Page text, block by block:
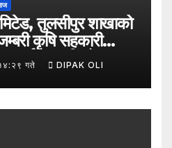
तुलसीपुर शाखाको
कृषि सहकारी
“कृषिको
लागि मूल्य शृङ्खला
तरकारी उत्पादक
व्यवसाय विस्तार सम्बन्धी
गते DIPAK OLI